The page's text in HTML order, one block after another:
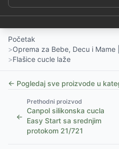
Početak
>Oprema za Bebe, Decu i Mame
>Flašice cucle laže
← Pogledaj sve proizvode u
←
Prethodni proizvod
Canpol silikonska cucla
Easy Start sa srednjim
protokom 21/721